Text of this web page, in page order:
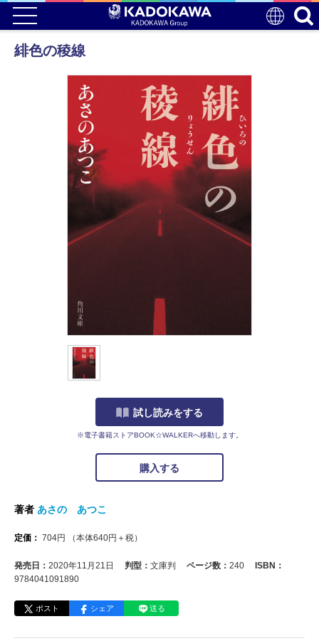
緋色の稜線
試し読みをする
※電子書籍ストアBOOK☆WALKERへ移動します。
購入する
著者 あさの あつこ
定価： 704円 （本体640円＋税）
発売日： 2020年11月21日 判型： 文庫判 ページ数： 240
ISBN：
9784041091890
ポスト シェア 送る